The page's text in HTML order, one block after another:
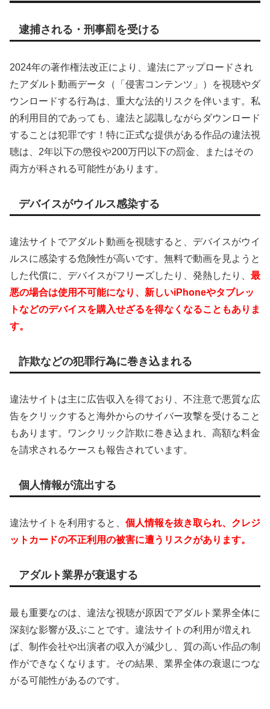
逮捕される・刑事罰を受ける
2024年の著作権法改正により、違法にアップロードされ
たアダルト動画データ（「侵害コンテンツ」）を視聴やダ
ウンロードする行為は、重大な法的リスクを伴います。私
的利用目的であっても、違法と認識しながらダウンロード
することは犯罪です！特に正式な提供がある作品の違法視
聴は、2年以下の懲役や200万円以下の罰金、またはその
両方が科される可能性があります。
デバイスがウイルス感染する
違法サイトでアダルト動画を視聴すると、デバイスがウイ
ルスに感染する危険性が高いです。無料で動画を見ようと
した代償に、デバイスがフリーズしたり、発熱したり、 最
悪の場合は使用不可能になり、新しいiPhoneやタブレッ
トなどのデバイスを購入せざるを得なくなることもありま
す。
詐欺などの犯罪行為に巻き込まれる
違法サイトは主に広告収入を得ており、不注意で悪質な広
告をクリックすると海外からのサイバー攻撃を受けること
もあります。ワンクリック詐欺に巻き込まれ、高額な料金
を請求されるケースも報告されています。
個人情報が流出する
違法サイトを利用すると、 個人情報を抜き取られ、クレジ
ットカードの不正利用の被害に遭うリスクがあります。
アダルト業界が衰退する
最も重要なのは、違法な視聴が原因でアダルト業界全体に
深刻な影響が及ぶことです。違法サイトの利用が増えれ
ば、制作会社や出演者の収入が減少し、質の高い作品の制
作ができなくなります。その結果、業界全体の衰退につな
がる可能性があるのです。